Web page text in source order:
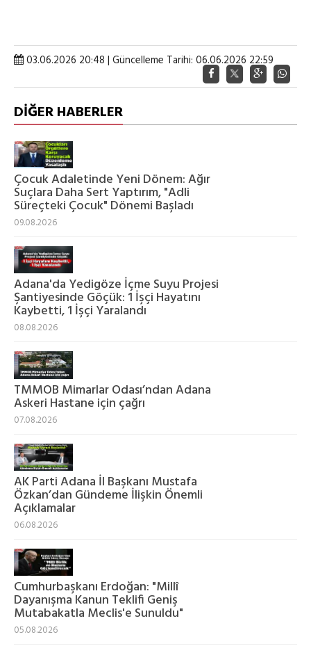
03.06.2026 20:48 | Güncelleme Tarihi: 06.06.2026 22:59
DİĞER HABERLER
Çocuk Adaletinde Yeni Dönem: Ağır
Suçlara Daha Sert Yaptırım, "Adli
Süreçteki Çocuk" Dönemi Başladı
09.08.2026
Adana'da Yedigöze İçme Suyu Projesi
Şantiyesinde Göçük: 1 İşçi Hayatını
Kaybetti, 1 İşçi Yaralandı
08.08.2026
TMMOB Mimarlar Odası’ndan Adana
Askeri Hastane için çağrı
07.08.2026
AK Parti Adana İl Başkanı Mustafa
Özkan’dan Gündeme İlişkin Önemli
Açıklamalar
06.08.2026
Cumhurbaşkanı Erdoğan: "Millî
Dayanışma Kanun Teklifi Geniş
Mutabakatla Meclis'e Sunuldu"
05.08.2026